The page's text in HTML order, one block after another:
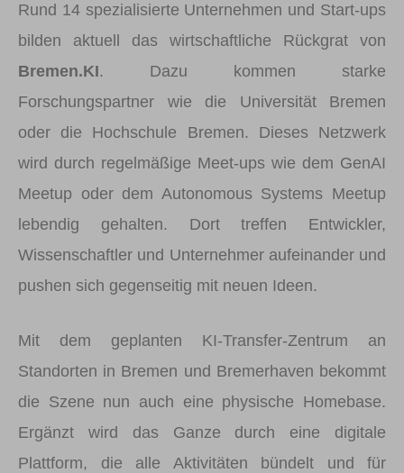
Rund 14 spezialisierte Unternehmen und Start-ups
bilden aktuell das wirtschaftliche Rückgrat von
Bremen.KI. Dazu kommen starke
Forschungspartner wie die Universität Bremen
oder die Hochschule Bremen. Dieses Netzwerk
wird durch regelmäßige Meet-ups wie dem GenAI
Meetup oder dem Autonomous Systems Meetup
lebendig gehalten. Dort treffen Entwickler,
Wissenschaftler und Unternehmer aufeinander und
pushen sich gegenseitig mit neuen Ideen.
Mit dem geplanten KI-Transfer-Zentrum an
Standorten in Bremen und Bremerhaven bekommt
die Szene nun auch eine physische Homebase.
Ergänzt wird das Ganze durch eine digitale
Plattform, die alle Aktivitäten bündelt und für